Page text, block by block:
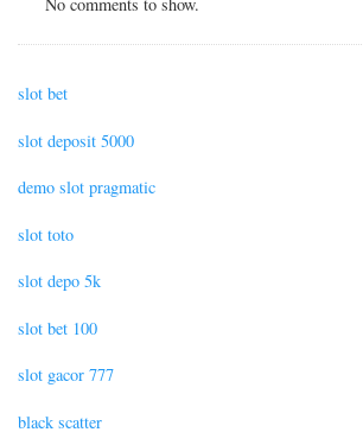
slot bet
slot deposit 5000
demo slot pragmatic
slot toto
slot depo 5k
slot bet 100
slot gacor 777
black scatter